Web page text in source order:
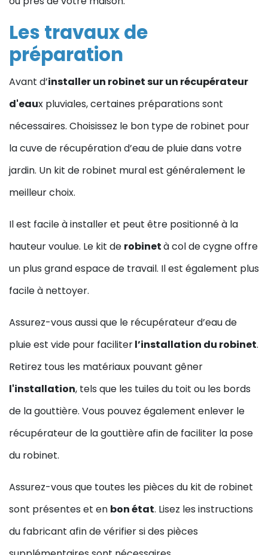
Les travaux de
préparation
Avant d’installer un robinet sur un récupérateur
d'eaux pluviales, certaines préparations sont
nécessaires. Choisissez le bon type de robinet pour
la cuve de récupération d’eau de pluie dans votre
jardin. Un kit de robinet mural est généralement le
meilleur choix.
Il est facile à installer et peut être positionné à la
hauteur voulue. Le kit de robinetà col de cygne offre
un plus grand espace de travail. Il est également plus
facile à nettoyer.
Assurez-vous aussi que le récupérateur d’eau de
pluie est vide pour faciliterl’installation du robinet.
Retirez tous les matériaux pouvant gêner
l'installation, tels que les tuiles du toit ou les bords
de la gouttière. Vous pouvez également enlever le
récupérateur de la gouttière afin de faciliter la pose
du robinet.
Assurez-vous que toutes les pièces du kit de robinet
sont présentes et en bon état. Lisez les instructions
du fabricant afin de vérifier si des pièces